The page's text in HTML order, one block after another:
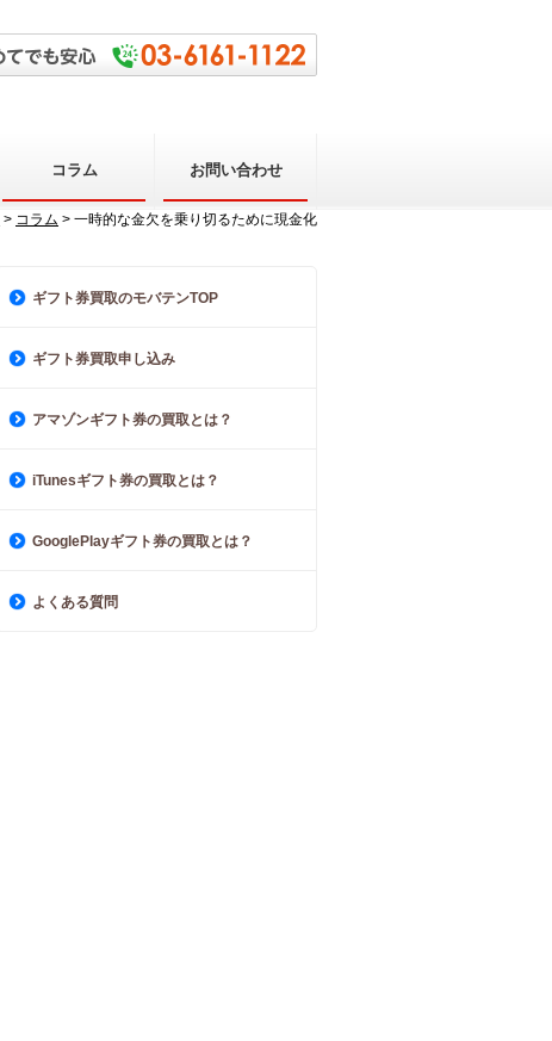
コラム お問い合わせ
> コラム > 一時的な金欠を乗り切るために現金化
ギフト券買取のモバテンTOP
ギフト券買取申し込み
アマゾンギフト券の買取とは？
iTunesギフト券の買取とは？
GooglePlayギフト券の買取とは？
よくある質問